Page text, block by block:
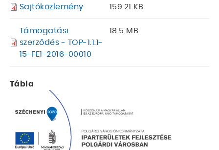
Sajtóközlemény 159.21 KB
Támogatási
szerződés - TOP-1.1.1-
15-FE1-2016-00010
18.5 MB
Tábla